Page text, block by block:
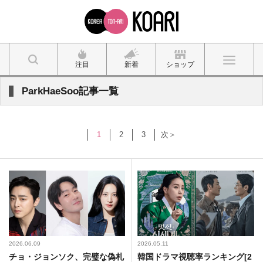
注目 新着 ショップ
ParkHaeSoo記事一覧
1 2 3 次＞
2026.06.09
チョ・ジョンソク、完璧な偽札
2026.05.11
韓国ドラマ視聴率ランキング[2